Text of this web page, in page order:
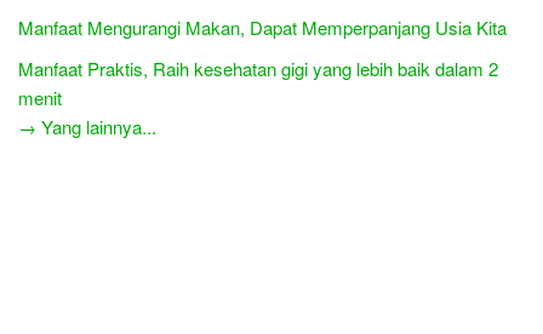
Manfaat Mengurangi Makan, Dapat Memperpanjang Usia Kita
Manfaat Praktis, Raih kesehatan gigi yang lebih baik dalam 2
menit
→ Yang lainnya...